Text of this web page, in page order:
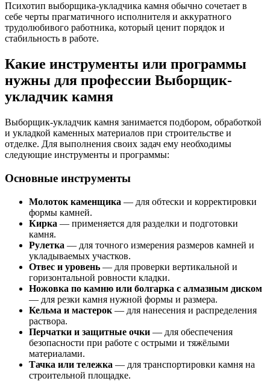
Психотип выборщика-укладчика камня обычно сочетает в
себе черты прагматичного исполнителя и аккуратного
трудолюбивого работника, который ценит порядок и
стабильность в работе.
Какие инструменты или программы
нужны для профессии Выборщик-
укладчик камня
Выборщик-укладчик камня занимается подбором, обработкой
и укладкой каменных материалов при строительстве и
отделке. Для выполнения своих задач ему необходимы
следующие инструменты и программы:
Основные инструменты
Молоток каменщика — для обтески и корректировки
формы камней.
Кирка — применяется для разделки и подготовки
камня.
Рулетка — для точного измерения размеров камней и
укладываемых участков.
Отвес и уровень — для проверки вертикальной и
горизонтальной ровности кладки.
Ножовка по камню или болгарка с алмазным диском
— для резки камня нужной формы и размера.
Кельма и мастерок — для нанесения и распределения
раствора.
Перчатки и защитные очки — для обеспечения
безопасности при работе с острыми и тяжёлыми
материалами.
Тачка или тележка — для транспортировки камня на
строительной площадке.